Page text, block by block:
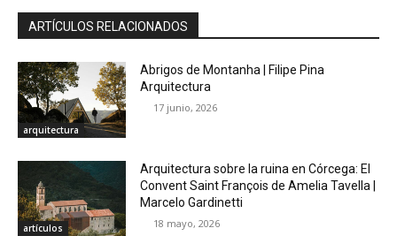
ARTÍCULOS RELACIONADOS
arquitectura
Abrigos de Montanha | Filipe Pina
Arquitectura
17 junio, 2026
artículos
Arquitectura sobre la ruina en Córcega: El
Convent Saint François de Amelia Tavella |
Marcelo Gardinetti
18 mayo, 2026